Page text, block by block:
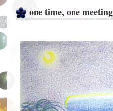
one time, one meeting